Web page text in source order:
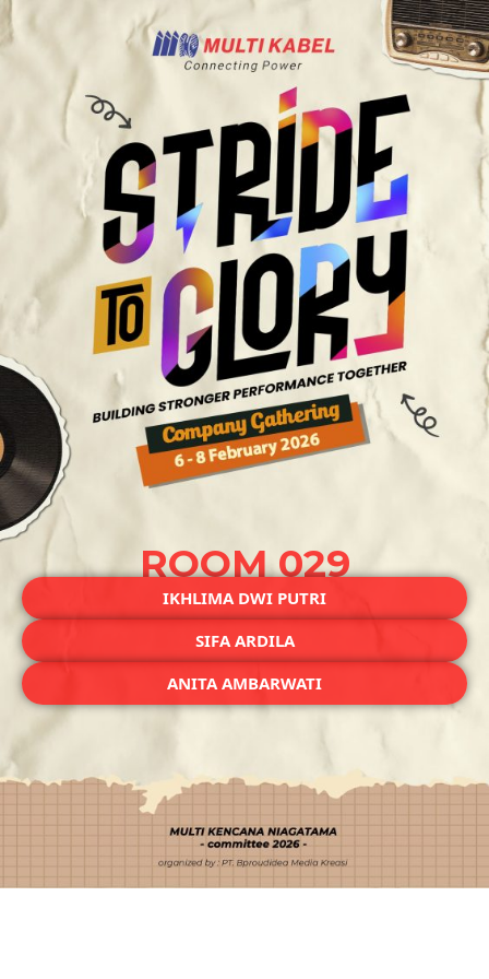
ROOM 029
IKHLIMA DWI PUTRI
SIFA ARDILA
ANITA AMBARWATI